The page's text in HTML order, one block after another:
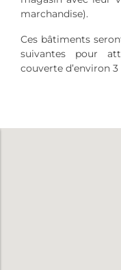
marchandise).
Ces bâtiments
suivantes pour
couverte d’environ 3